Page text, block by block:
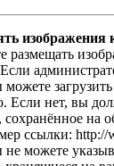
изображения
размещать
Если нет, вы
сохранённое на
ссылки: http://
можете